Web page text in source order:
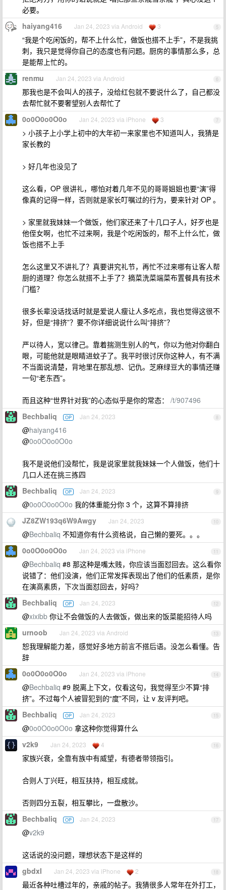
必要。
5
haiyang416 Jan 24, 2023 via Android 3
“我是个吃闲饭的，帮不上什么忙，做饭也搭不上手”，不是我挑
刺，我只是觉得你自己的态度也有问题。厨房的事情那么多，总
是能帮上忙的。
6
renmu Jan 24, 2023 via Android
那我也是不会叫人的孩子，没给红包就不要说什么了，自己都没
去帮忙就不要奢望别人去帮忙了
7
0o0O0o0O0o Jan 24, 2023 via iPhone 3
> 小孩子上小学上初中的大年初一来家里也不知道叫人，我猜是
家长教的
> 好几年也没见了
这么看，OP 很讲礼，哪怕对着几年不见的哥哥姐姐也要“演”得
像真的记得一样，否则就是家长叮嘱过的行为，要来针对 OP 。
> 家里就我妹妹一个做饭，他们家还来了十几口子人，好歹也是
他侄女啊，也忙不过来啊，我是个吃闲饭的，帮不上什么忙，做
饭也搭不上手
怎么这里又不讲礼了？真要讲究礼节，再忙不过来哪有让客人帮
厨的道理？你怎么就搭不上手了？摘菜洗菜端菜布置餐具有技术
门槛？
很多长辈没话找话时就是爱说人瘦让人多吃点，我也觉得这很不
好，但是“排挤”？要不你详细说说什么叫“排挤”？
严以待人，宽以律己。靠着揣测生别人的气，你以为他对你翻白
眼，可能他就是眼睛进蚊子了。我平时很讨厌你这种人，有不满
不当面说清楚，背地里在那乱想、记仇。芝麻绿豆大的事情还赚
一句“老东西”。
而且这种“世界针对我”的心态似乎是你的常态： /t/907496
8
Bechbaliq OP Jan 24, 2023
@haiyang416
@0o0O0o0O0o
我不是说他们没帮忙，我是说家里就我妹妹一个人做饭，他们十
几口人还在挑三拣四
9
Bechbaliq OP Jan 24, 2023
@0o0O0o0O0o 我的体重能分你 3 个，这算不算排挤
10
JZ8ZW193q6W9Awgy Jan 24, 2023
@Bechbaliq 不知道你有什么资格说，自己懒的要死。。。
11
0o0O0o0O0o Jan 24, 2023 via iPhone
@Bechbaliq #8 那这种是嘴太贱，你应该当面怼回去。这么看你
说错了：他们没演，他们正常发挥表现出了他们的低素质，是你
在演高素质，下次当面怼回去，好吗？
12
Bechbaliq OP Jan 24, 2023
@xixibb 你让不会做饭的人去做饭，做出来的饭菜能招待人吗
13
urnoob Jan 24, 2023 via Android
恕我理解能力差，感觉好多地方前言不搭后语。没怎么看懂。告
辞
14
0o0O0o0O0o Jan 24, 2023 via iPhone
@Bechbaliq #9 脱离上下文，仅看这句，我觉得至少不算“排
挤”。不过每个人被冒犯到的“度”不同，让 v 友评判吧。
15
Bechbaliq OP Jan 24, 2023
@0o0O0o0O0o 拿这种你觉得算什么
16
v2k9 Jan 24, 2023 4
家族兴衰，全靠有族中有威望，有德者带领指引。
合则人丁兴旺，相互扶持，相互成就。
否则四分五裂，相互攀比，一盘散沙。
17
Bechbaliq OP Jan 24, 2023
@v2k9
这话说的没问题，理想状态下是这样的
18
gbdxl Jan 24, 2023 via iPhone 2
最近各种吐槽过年的，亲戚的帖子。我猜很多人常年在外打工，